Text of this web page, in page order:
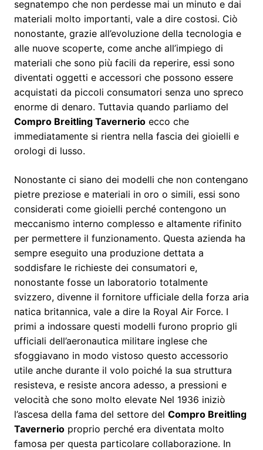
segnatempo che non perdesse mai un minuto e dai
materiali molto importanti, vale a dire costosi. Ciò
nonostante, grazie all’evoluzione della tecnologia e
alle nuove scoperte, come anche all’impiego di
materiali che sono più facili da reperire, essi sono
diventati oggetti e accessori che possono essere
acquistati da piccoli consumatori senza uno spreco
enorme di denaro. Tuttavia quando parliamo del
Compro Breitling Tavernerio ecco che
immediatamente si rientra nella fascia dei gioielli e
orologi di lusso.
Nonostante ci siano dei modelli che non contengano
pietre preziose e materiali in oro o simili, essi sono
considerati come gioielli perché contengono un
meccanismo interno complesso e altamente rifinito
per permettere il funzionamento. Questa azienda ha
sempre eseguito una produzione dettata a
soddisfare le richieste dei consumatori e,
nonostante fosse un laboratorio totalmente
svizzero, divenne il fornitore ufficiale della forza aria
natica britannica, vale a dire la Royal Air Force. I
primi a indossare questi modelli furono proprio gli
ufficiali dell’aeronautica militare inglese che
sfoggiavano in modo vistoso questo accessorio
utile anche durante il volo poiché la sua struttura
resisteva, e resiste ancora adesso, a pressioni e
velocità che sono molto elevate Nel 1936 iniziò
l’ascesa della fama del settore del Compro Breitling
Tavernerio proprio perché era diventata molto
famosa per questa particolare collaborazione. In